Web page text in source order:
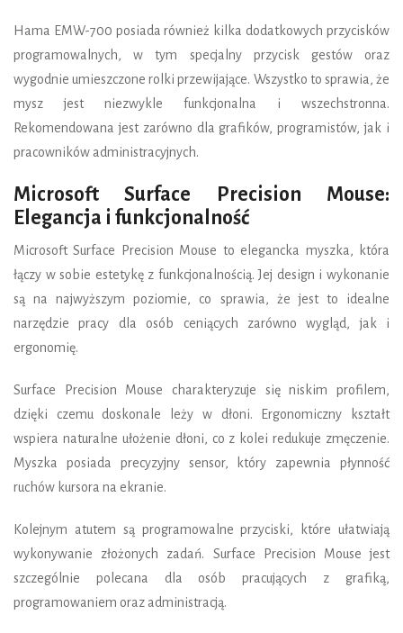
Hama EMW-700 posiada również kilka dodatkowych przycisków
programowalnych, w tym specjalny przycisk gestów oraz
wygodnie umieszczone rolki przewijające. Wszystko to sprawia, że
mysz jest niezwykle funkcjonalna i wszechstronna.
Rekomendowana jest zarówno dla grafików, programistów, jak i
pracowników administracyjnych.
Microsoft Surface Precision Mouse:
Elegancja i funkcjonalność
Microsoft Surface Precision Mouse to elegancka myszka, która
łączy w sobie estetykę z funkcjonalnością. Jej design i wykonanie
są na najwyższym poziomie, co sprawia, że jest to idealne
narzędzie pracy dla osób ceniących zarówno wygląd, jak i
ergonomię.
Surface Precision Mouse charakteryzuje się niskim profilem,
dzięki czemu doskonale leży w dłoni. Ergonomiczny kształt
wspiera naturalne ułożenie dłoni, co z kolei redukuje zmęczenie.
Myszka posiada precyzyjny sensor, który zapewnia płynność
ruchów kursora na ekranie.
Kolejnym atutem są programowalne przyciski, które ułatwiają
wykonywanie złożonych zadań. Surface Precision Mouse jest
szczególnie polecana dla osób pracujących z grafiką,
programowaniem oraz administracją.